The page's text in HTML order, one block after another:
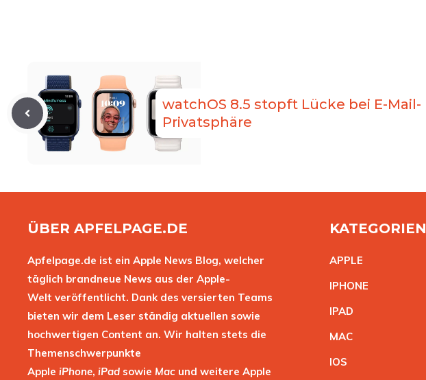
watchOS 8.5 stopft Lücke bei E-Mail-
Privatsphäre
ÜBER APFELPAGE.DE
Apfelpage.de ist ein Apple News Blog, welcher
täglich brandneue News aus der Apple-
Welt veröffentlicht. Dank des versierten Teams
bieten wir dem Leser ständig aktuellen sowie
hochwertigen Content an. Wir halten stets die
Themenschwerpunkte
Apple iPhone, iPad sowie Mac und weitere Apple
KATEGORIEN
APPLE
IPHONE
IPAD
MAC
IOS